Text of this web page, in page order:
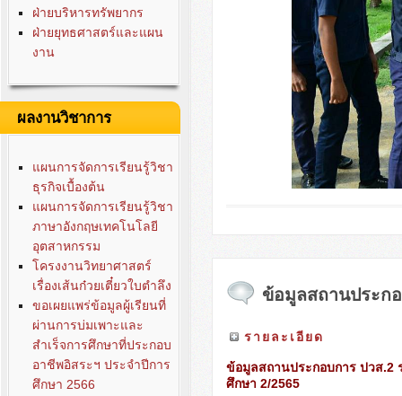
ฝ่ายบริหารทรัพยากร
ฝ่ายยุทธศาสตร์และแผน
งาน
ผลงานวิชาการ
แผนการจัดการเรียนรู้วิชา
ธุรกิจเบื้องต้น
แผนการจัดการเรียนรู้วิชา
ภาษาอังกฤษเทคโนโลยี
อุตสาหกรรม
โครงงานวิทยาศาสตร์
เรื่องเส้นก๋วยเตี๋ยวใบตำลึง
ขอเผยแพร่ข้อมูลผู้เรียนที่
ผ่านการบ่มเพาะและ
สำเร็จการศึกษาที่ประกอบ
อาชีพอิสระฯ ประจำปีการ
ศึกษา 2566
ข้อมูลสถานประก
รายละเอียด
ข้อมูลสถานประกอบการ ปวส.2
ศึกษา 2/2565